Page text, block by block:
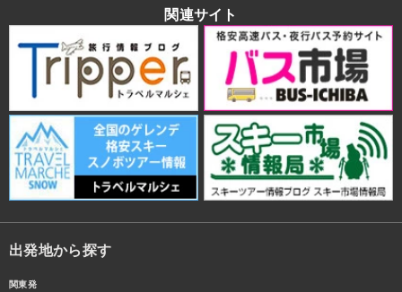
関連サイト
出発地から探す
関東発